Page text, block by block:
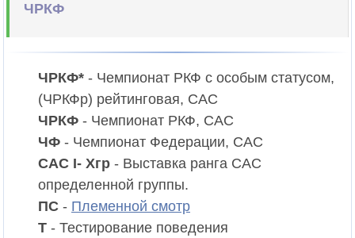
ЧРКФ
ЧРКФ* - Чемпионат РКФ c особым статусом,
(ЧРКФр) рейтинговая, CAC
ЧРКФ - Чемпионат РКФ, CAC
ЧФ - Чемпионат Федерации, CAC
CAC I- Xгр - Выставка ранга CAC
определенной группы.
ПС - Племенной смотр
T - Тестирование поведения